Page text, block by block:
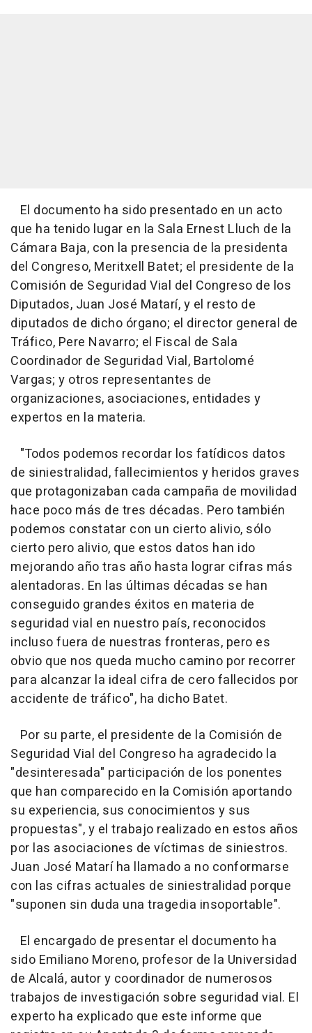
El documento ha sido presentado en un acto
que ha tenido lugar en la Sala Ernest Lluch de la
Cámara Baja, con la presencia de la presidenta
del Congreso, Meritxell Batet; el presidente de la
Comisión de Seguridad Vial del Congreso de los
Diputados, Juan José Matarí, y el resto de
diputados de dicho órgano; el director general de
Tráfico, Pere Navarro; el Fiscal de Sala
Coordinador de Seguridad Vial, Bartolomé
Vargas; y otros representantes de
organizaciones, asociaciones, entidades y
expertos en la materia.
"Todos podemos recordar los fatídicos datos
de siniestralidad, fallecimientos y heridos graves
que protagonizaban cada campaña de movilidad
hace poco más de tres décadas. Pero también
podemos constatar con un cierto alivio, sólo
cierto pero alivio, que estos datos han ido
mejorando año tras año hasta lograr cifras más
alentadoras. En las últimas décadas se han
conseguido grandes éxitos en materia de
seguridad vial en nuestro país, reconocidos
incluso fuera de nuestras fronteras, pero es
obvio que nos queda mucho camino por recorrer
para alcanzar la ideal cifra de cero fallecidos por
accidente de tráfico", ha dicho Batet.
Por su parte, el presidente de la Comisión de
Seguridad Vial del Congreso ha agradecido la
"desinteresada" participación de los ponentes
que han comparecido en la Comisión aportando
su experiencia, sus conocimientos y sus
propuestas", y el trabajo realizado en estos años
por las asociaciones de víctimas de siniestros.
Juan José Matarí ha llamado a no conformarse
con las cifras actuales de siniestralidad porque
"suponen sin duda una tragedia insoportable".
El encargado de presentar el documento ha
sido Emiliano Moreno, profesor de la Universidad
de Alcalá, autor y coordinador de numerosos
trabajos de investigación sobre seguridad vial. El
experto ha explicado que este informe que